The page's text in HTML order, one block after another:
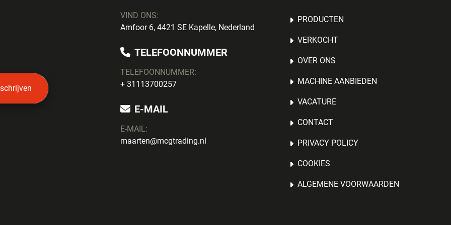
VIND ONS:
Amfoor 6, 4421 SE Kapelle, Nederland
TELEFOONNUMMER
TELEFOONNUMMER:
+ 31113700257
E-MAIL
E-MAIL:
maarten@mcgtrading.nl
PRODUCTEN
VERKOCHT
OVER ONS
MACHINE AANBIEDEN
VACATURE
CONTACT
PRIVACY POLICY
COOKIES
ALGEMENE VOORWAARDEN